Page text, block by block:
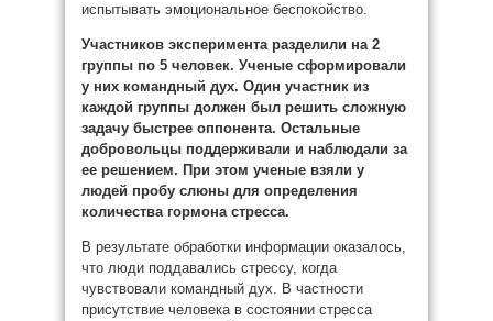
испытывать эмоциональное беспокойство.
Участников эксперимента разделили на 2
группы по 5 человек. Ученые сформировали
у них командный дух. Один участник из
каждой группы должен был решить сложную
задачу быстрее оппонента. Остальные
добровольцы поддерживали и наблюдали за
ее решением. При этом ученые взяли у
людей пробу слюны для определения
количества гормона стресса.
В результате обработки информации оказалось,
что люди поддавались стрессу, когда
чувствовали командный дух. В частности
присутствие человека в состоянии стресса